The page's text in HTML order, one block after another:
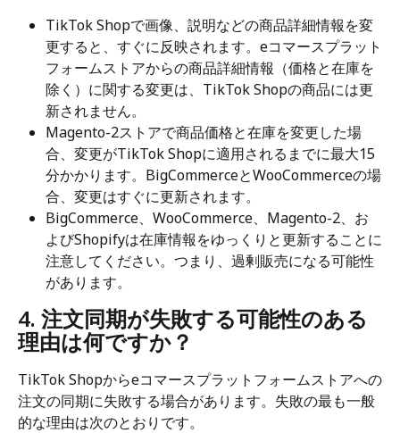
TikTok Shopで画像、説明などの商品詳細情報を変
更すると、すぐに反映されます。eコマースプラット
フォームストアからの商品詳細情報（価格と在庫を
除く）に関する変更は、TikTok Shopの商品には更
新されません。
Magento-2ストアで商品価格と在庫を変更した場
合、変更がTikTok Shopに適用されるまでに最大15
分かかります。BigCommerceとWooCommerceの場
合、変更はすぐに更新されます。
BigCommerce、WooCommerce、Magento-2、お
よびShopifyは在庫情報をゆっくりと更新することに
注意してください。つまり、過剰販売になる可能性
があります。
4. 注文同期が失敗する可能性のある
理由は何ですか？
TikTok Shopからeコマースプラットフォームストアへの
注文の同期に失敗する場合があります。失敗の最も一般
的な理由は次のとおりです。